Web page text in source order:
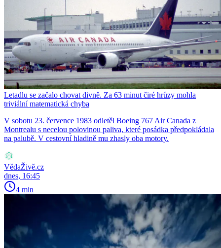
Letadlu se začalo chovat divně. Za 63 minut čiré hrůzy mohla
triviální matematická chyba
V sobotu 23. července 1983 odletěl Boeing 767 Air Canada z
Montrealu s necelou polovinou paliva, které posádka předpokládala
na palubě. V cestovní hladině mu zhasly oba motory.
VědaŽivě.cz
dnes, 16:45
4 min